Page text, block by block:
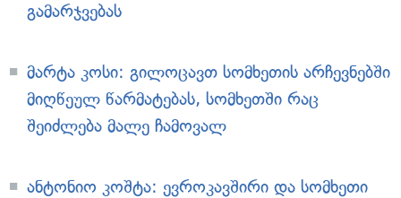
გამარჯვებას
მარტა კოსი: გილოცავთ სომხეთის არჩევნებში
მიღწეულ წარმატებას, სომხეთში რაც
შეიძლება მალე ჩამოვალ
ანტონიო კოშტა: ევროკავშირი და სომხეთი